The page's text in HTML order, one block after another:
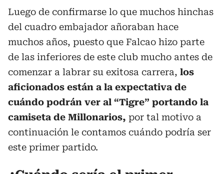
Luego de confirmarse lo que muchos hinchas
del cuadro embajador añoraban hace
muchos años, puesto que Falcao hizo parte
de las inferiores de este club mucho antes de
comenzar a labrar su exitosa carrera, los
aficionados están a la expectativa de
cuándo podrán ver al “Tigre” portando la
camiseta de Millonarios, por tal motivo a
continuación le contamos cuándo podría ser
este primer partido.